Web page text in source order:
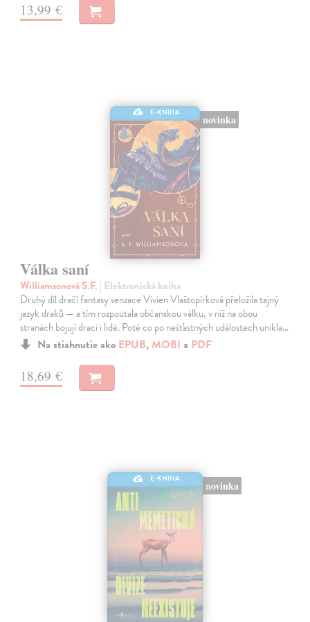
13,99 €
E-KNIHA
novinka
Válka saní
Williamsonová S.F. | Elektronická kniha
Druhý díl dračí fantasy senzace Vivien Vlaštopírková přeložila tajný
jazyk draků — a tím rozpoutala občanskou válku, v níž na obou
stranách bojují draci i lidé. Poté co po nešťastných událostech unikla…
Na stiahnutie ako EPUB, MOBI a PDF
18,69 €
E-KNIHA
novinka